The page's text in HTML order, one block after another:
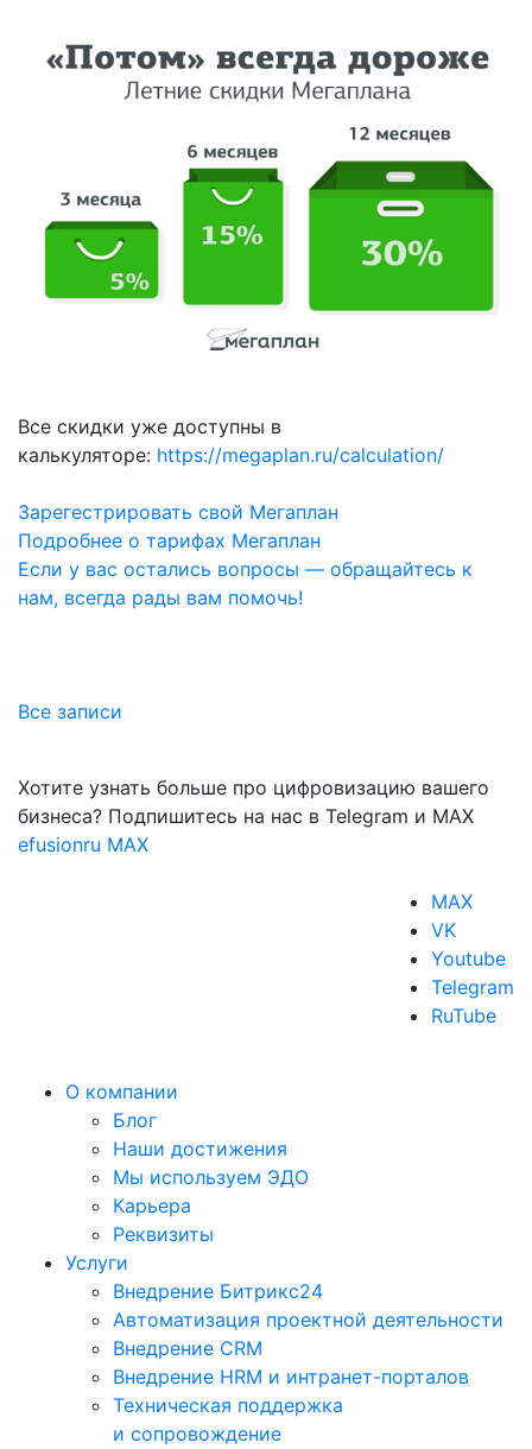
Все скидки уже доступны в
калькуляторе: https://megaplan.ru/calculation/
Зарегестрировать свой Мегаплан
Подробнее о тарифах Мегаплан
Если у вас остались вопросы — обращайтесь к
нам, всегда рады вам помочь!
Все записи
Хотите узнать больше про цифровизацию вашего
бизнеса? Подпишитесь на нас в Telegram и MAX
efusionru MAX
MAX
VK
Youtube
Telegram
RuTube
О компании
Блог
Наши достижения
Мы используем ЭДО
Карьера
Реквизиты
Услуги
Внедрение Битрикс24
Автоматизация проектной деятельности
Внедрение CRM
Внедрение HRM и интранет-порталов
Техническая поддержка
и сопровождение